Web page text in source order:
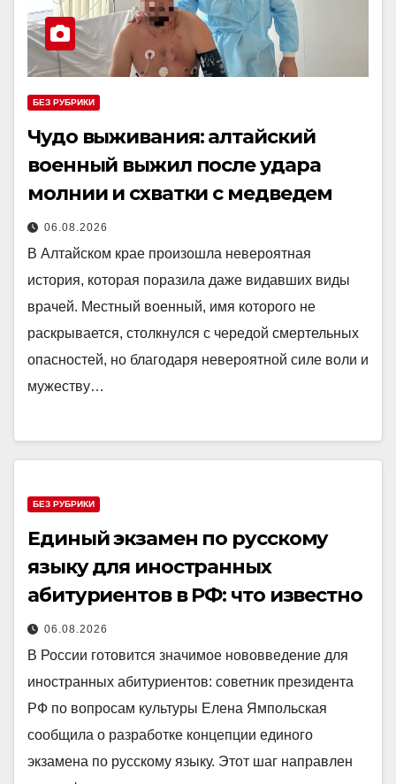
БЕЗ РУБРИКИ
Чудо выживания: алтайский
военный выжил после удара
молнии и схватки с медведем
06.08.2026
В Алтайском крае произошла невероятная
история, которая поразила даже видавших виды
врачей. Местный военный, имя которого не
раскрывается, столкнулся с чередой смертельных
опасностей, но благодаря невероятной силе воли и
мужеству…
БЕЗ РУБРИКИ
Единый экзамен по русскому
языку для иностранных
абитуриентов в РФ: что известно
06.08.2026
В России готовится значимое нововведение для
иностранных абитуриентов: советник президента
РФ по вопросам культуры Елена Ямпольская
сообщила о разработке концепции единого
экзамена по русскому языку. Этот шаг направлен